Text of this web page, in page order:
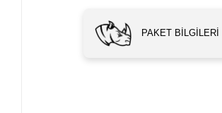
PAKET BILGILERI